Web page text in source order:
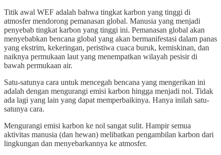
Titik awal WEF adalah bahwa tingkat karbon yang tinggi di
atmosfer mendorong pemanasan global. Manusia yang menjadi
penyebab tingkat karbon yang tinggi ini. Pemanasan global akan
menyebabkan bencana global yang akan bermanifestasi dalam panas
yang ekstrim, kekeringan, peristiwa cuaca buruk, kemiskinan, dan
naiknya permukaan laut yang menempatkan wilayah pesisir di
bawah permukaan air.
Satu-satunya cara untuk mencegah bencana yang mengerikan ini
adalah dengan mengurangi emisi karbon hingga menjadi nol. Tidak
ada lagi yang lain yang dapat memperbaikinya. Hanya inilah satu-
satunya cara.
Mengurangi emisi karbon ke nol sangat sulit. Hampir semua
aktivitas manusia (dan hewan) melibatkan pengambilan karbon dari
lingkungan dan menyebarkannya ke atmosfer.